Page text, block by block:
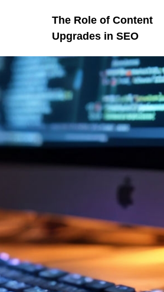
The Role of Content
Upgrades in SEO